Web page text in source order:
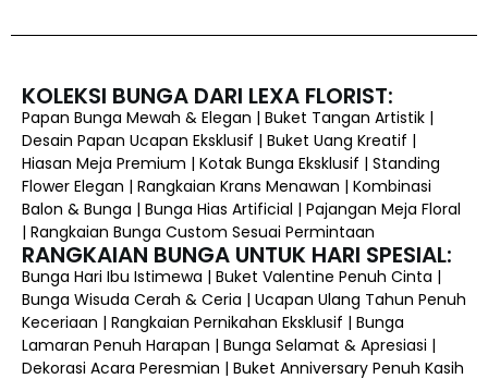
KOLEKSI BUNGA DARI LEXA FLORIST:
Papan Bunga Mewah & Elegan | Buket Tangan Artistik |
Desain Papan Ucapan Eksklusif | Buket Uang Kreatif |
Hiasan Meja Premium | Kotak Bunga Eksklusif | Standing
Flower Elegan | Rangkaian Krans Menawan | Kombinasi
Balon & Bunga | Bunga Hias Artificial | Pajangan Meja Floral
| Rangkaian Bunga Custom Sesuai Permintaan
RANGKAIAN BUNGA UNTUK HARI SPESIAL:
Bunga Hari Ibu Istimewa | Buket Valentine Penuh Cinta |
Bunga Wisuda Cerah & Ceria | Ucapan Ulang Tahun Penuh
Keceriaan | Rangkaian Pernikahan Eksklusif | Bunga
Lamaran Penuh Harapan | Bunga Selamat & Apresiasi |
Dekorasi Acara Peresmian | Buket Anniversary Penuh Kasih